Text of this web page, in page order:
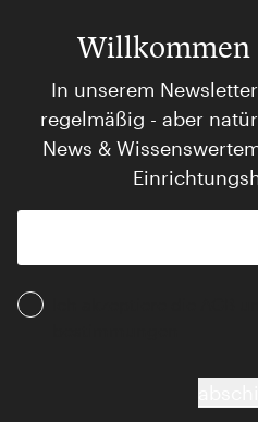
In unserem
regelmäßig - aber
News &